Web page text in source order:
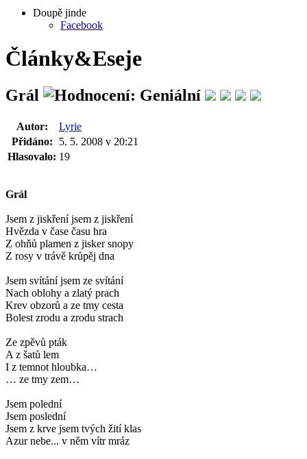
Doupě jinde
Facebook
Články&Eseje
Grál
Autor:
Lyrie
Přidáno:
5. 5. 2008 v 20:21
Hlasovalo: 19
Grál
Jsem z jiskření jsem z jiskření
Hvězda v čase času hra
Z ohňů plamen z jisker snopy
Z rosy v trávě krůpěj dna
Jsem svítání jsem ze svítání
Nach oblohy a zlatý prach
Krev obzorů a ze tmy cesta
Bolest zrodu a zrodu strach
Ze zpěvů pták
A z šatů lem
I z temnot hloubka…
… ze tmy zem…
Jsem polední
Jsem poslední
Jsem z krve jsem tvých žití klas
Azur nebe... v něm vítr mráz